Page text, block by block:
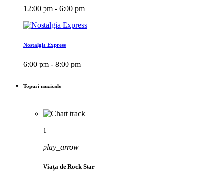
12:00 pm - 6:00 pm
Nostalgia Express
6:00 pm - 8:00 pm
Topuri muzicale
1
play_arrow
Viața de Rock Star